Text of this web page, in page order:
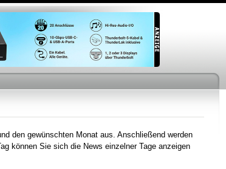
den gewünschten Monat aus. Anschließend werden
können Sie sich die News einzelner Tage anzeigen